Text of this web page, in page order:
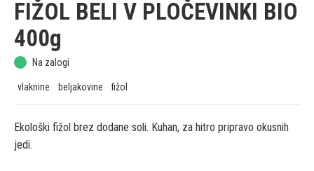
FIŽOL BELI V PLOČEVINKI BIO
400g
Na zalogi
vlaknine beljakovine fižol
Ekološki fižol brez dodane soli. Kuhan, za hitro pripravo okusnih
jedi.